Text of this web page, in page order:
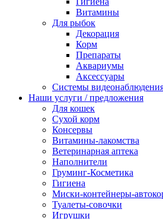
Витамины
Для рыбок
Декорация
Корм
Препараты
Аквариумы
Аксессуары
Cистемы
Наши услуги / предложения
Для кошек
Сухой корм
Консервы
Витамины-лакомства
Ветеринарная аптека
Наполнители
Груминг-Косметика
Гигиена
Миски-контейнеры-
Туалеты-совочки
Игрушки